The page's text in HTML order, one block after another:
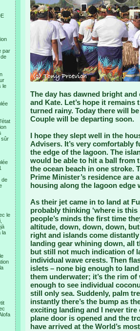
par
le
sûr
de
le
la
The day has dawned bright
and Kate. Let’s hope it
turned rainy. Today there will
Couple will be departing soon.
I hope they slept well in the
Advisers. It’s very comfortably
the edge of the lagoon. The
would be able to hit a ball from
the ocean beach in one stroke.
Prime Minister’s residence
housing along the lagoon
As their jet came in to land at
probably thinking ‘where is
people’s minds the first time
altitude, down, down, down,
right and islands come
landing gear whining down, all
but still not much indication of
individual wave crests. Then
islets – none big enough to
them underwater; it’s the rim
enough to see individual
still only sea. Suddenly, palm
instantly there’s the bump as
exciting landing and I never tire
plane door is opened and the
have arrived at the World’s